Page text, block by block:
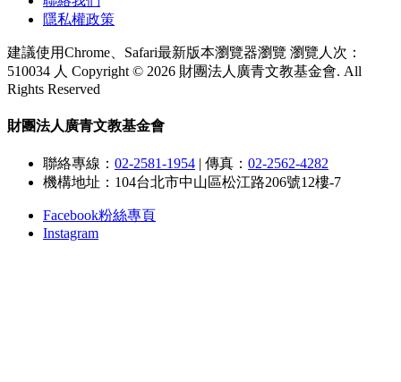
隱私權政策
建議使用Chrome、Safari最新版本瀏覽器瀏覽 瀏覽人次：
510034 人 Copyright © 2026 財團法人廣青文教基金會. All
Rights Reserved
財團法人廣青文教基金會
聯絡專線： 02-2581-1954 | 傳真： 02-2562-4282
機構地址：104台北市中山區松江路206號12樓-7
Facebook粉絲專頁
Instagram